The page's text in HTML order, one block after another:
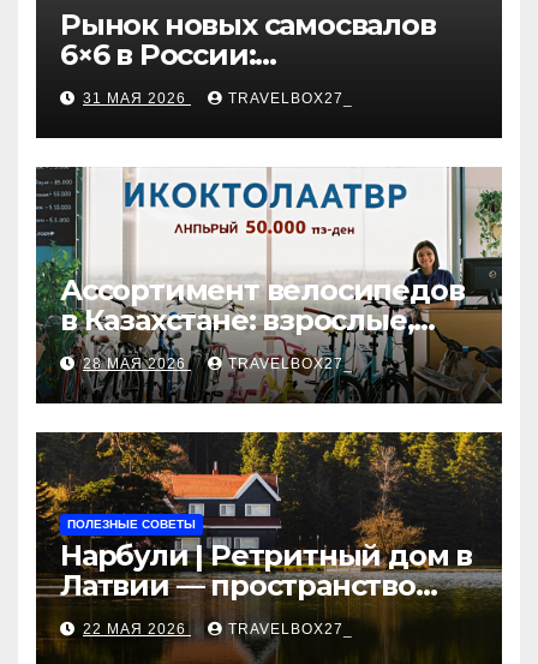
Рынок новых самосвалов
6×6 в России:
характеристики и цены
31 МАЯ 2026 TRAVELBOX27_
Ассортимент велосипедов
в Казахстане: взрослые,
детские и городские
модели, ценовые
категории и варианты
рассрочки
28 МАЯ 2026 TRAVELBOX27_
ПОЛЕЗНЫЕ СОВЕТЫ
Нарбули | Ретритный дом в
Латвии — пространство
для саморазвития и
восстановления
22 МАЯ 2026 TRAVELBOX27_